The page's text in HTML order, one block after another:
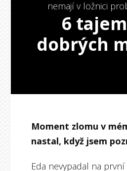
nemají v ložnici
6
dobrých
Moment zlomu v
nastal, když jsem
Eda nevypadal na